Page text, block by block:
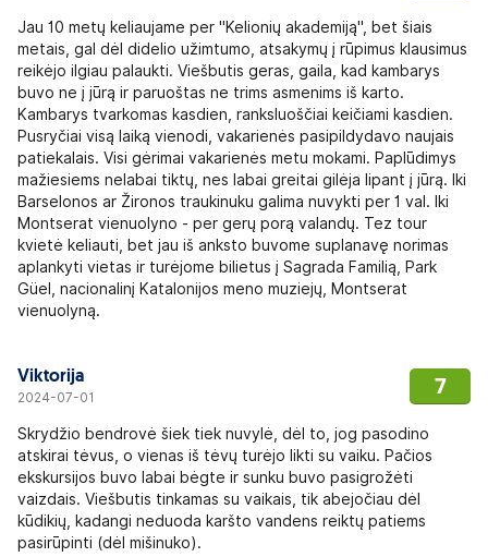
Jau 10 metų keliaujame per "Kelionių akademiją", bet šiais
metais, gal dėl didelio užimtumo, atsakymų į rūpimus klausimus
reikėjo ilgiau palaukti. Viešbutis geras, gaila, kad kambarys
buvo ne į jūrą ir paruoštas ne trims asmenims iš karto.
Kambarys tvarkomas kasdien, ranksluoščiai keičiami kasdien.
Pusryčiai visą laiką vienodi, vakarienės pasipildydavo naujais
patiekalais. Visi gėrimai vakarienės metu mokami. Paplūdimys
mažiesiems nelabai tiktų, nes labai greitai gilėja lipant į jūrą. Iki
Barselonos ar Žironos traukinuku galima nuvykti per 1 val. Iki
Montserat vienuolyno - per gerų porą valandų. Tez tour
kvietė keliauti, bet jau iš anksto buvome suplanavę norimas
aplankyti vietas ir turėjome bilietus į Sagrada Familią, Park
Güel, nacionalinį Katalonijos meno muziejų, Montserat
vienuolyną.
Viktorija
2024-07-01 7
Skrydžio bendrovė šiek tiek nuvylė, dėl to, jog pasodino
atskirai tėvus, o vienas iš tėvų turėjo likti su vaiku. Pačios
ekskursijos buvo labai bėgte ir sunku buvo pasigrožėti
vaizdais. Viešbutis tinkamas su vaikais, tik abejočiau dėl
kūdikių, kadangi neduoda karšto vandens reiktų patiems
pasirūpinti (dėl mišinuko).